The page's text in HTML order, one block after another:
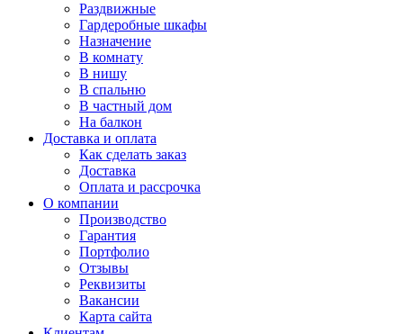
Раздвижные
Гардеробные шкафы
Назначение
В комнату
В нишу
В спальню
В частный дом
На балкон
Доставка и оплата
Как сделать заказ
Доставка
Оплата и рассрочка
О компании
Производство
Гарантия
Портфолио
Отзывы
Реквизиты
Вакансии
Карта сайта